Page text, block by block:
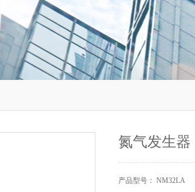
氮气发生器
产品型号： NM32LA